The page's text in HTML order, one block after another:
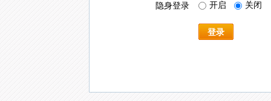
隐身登录 开启 关闭
登录